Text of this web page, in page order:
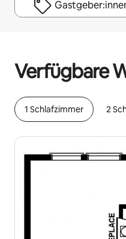
Verfügbare
1 Schlafzimmer 2